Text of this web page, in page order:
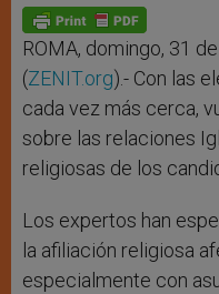
p
p
g
e
r
o
k
ROMA, domingo, 31
(ZENIT.org).- Con las
cada vez más cerca,
sobre las relaciones
religiosas de los
Los expertos han
la afiliación religiosa
especialmente con